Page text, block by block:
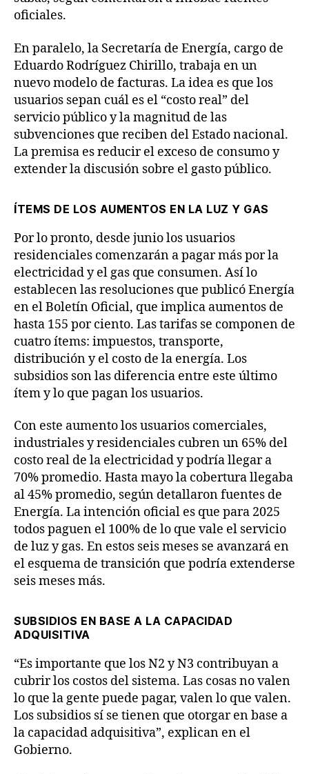
oficiales.
En paralelo, la Secretaría de Energía, cargo de
Eduardo Rodríguez Chirillo, trabaja en un
nuevo modelo de facturas. La idea es que los
usuarios sepan cuál es el “costo real” del
servicio público y la magnitud de las
subvenciones que reciben del Estado nacional.
La premisa es reducir el exceso de consumo y
extender la discusión sobre el gasto público.
ÍTEMS DE LOS AUMENTOS EN LA LUZ Y GAS
Por lo pronto, desde junio los usuarios
residenciales comenzarán a pagar más por la
electricidad y el gas que consumen. Así lo
establecen las resoluciones que publicó Energía
en el Boletín Oficial, que implica aumentos de
hasta 155 por ciento. Las tarifas se componen de
cuatro ítems: impuestos, transporte,
distribución y el costo de la energía. Los
subsidios son las diferencia entre este último
ítem y lo que pagan los usuarios.
Con este aumento los usuarios comerciales,
industriales y residenciales cubren un 65% del
costo real de la electricidad y podría llegar a
70% promedio. Hasta mayo la cobertura llegaba
al 45% promedio, según detallaron fuentes de
Energía. La intención oficial es que para 2025
todos paguen el 100% de lo que vale el servicio
de luz y gas. En estos seis meses se avanzará en
el esquema de transición que podría extenderse
seis meses más.
SUBSIDIOS EN BASE A LA CAPACIDAD
ADQUISITIVA
“Es importante que los N2 y N3 contribuyan a
cubrir los costos del sistema. Las cosas no valen
lo que la gente puede pagar, valen lo que valen.
Los subsidios sí se tienen que otorgar en base a
la capacidad adquisitiva”, explican en el
Gobierno.